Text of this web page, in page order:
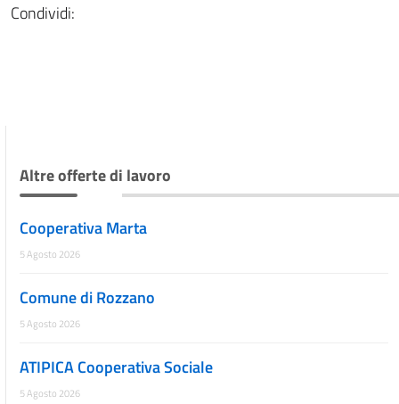
Condividi:
Altre offerte di lavoro
Cooperativa Marta
5 Agosto 2026
Comune di Rozzano
5 Agosto 2026
ATIPICA Cooperativa Sociale
5 Agosto 2026